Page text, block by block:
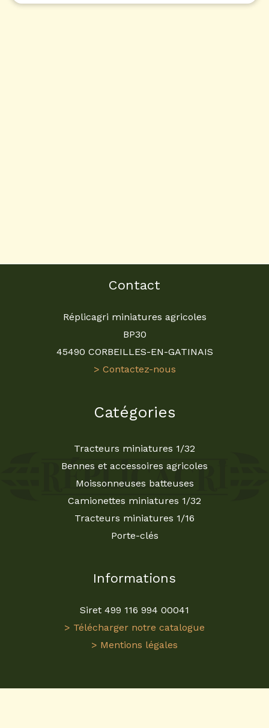
Contact
Réplicagri miniatures agricoles
BP30
45490 CORBEILLES-EN-GATINAIS
> Contactez-nous
Catégories
Tracteurs miniatures 1/32
Bennes et accessoires agricoles
Moissonneuses batteuses
Camionettes miniatures 1/32
Tracteurs miniatures 1/16
Porte-clés
Informations
Siret 499 116 994 00041
> Télécharger notre catalogue
> Mentions légales